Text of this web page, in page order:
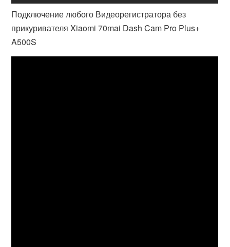
Подключение любого Видеорегистратора без
прикуривателя Xiaomi 70mai Dash Cam Pro Plus+
A500S